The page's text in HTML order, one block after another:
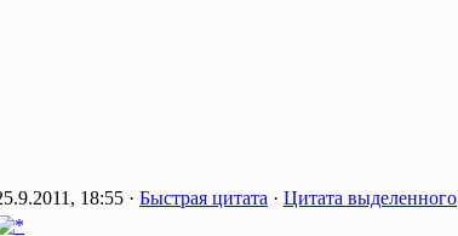
18:55 · Быстрая цитата · Цитата выделенного